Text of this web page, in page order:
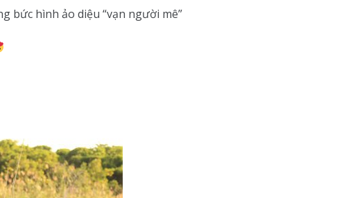
bức hình ảo diệu “vạn người mê”